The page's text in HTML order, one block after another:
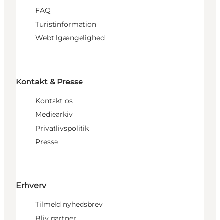
FAQ
Turistinformation
Webtilgængelighed
Kontakt & Presse
Kontakt os
Mediearkiv
Privatlivspolitik
Presse
Erhverv
Tilmeld nyhedsbrev
Bliv partner